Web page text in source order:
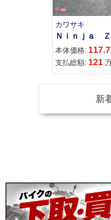
カワサキ
本体価格: 117.7
支払総額: 121
新